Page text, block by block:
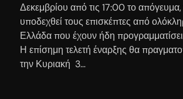
Δεκεμβρίου από τις 17:00 το απόγευμα,
υποδεχθεί τους επισκέπτες από
Ελλάδα που έχουν ήδη προγραμματίσει
Η επίσημη τελετή έναρξης θα
την Κυριακή 3…